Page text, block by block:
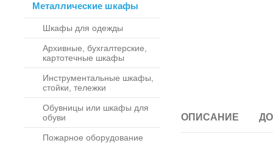
Металлические шкафы
Шкафы для одежды
Архивные, бухгалтерские,
картотечные шкафы
Инструментальные шкафы,
стойки, тележки
Обувницы или шкафы для
обуви
Пожарное оборудование
ОПИСАНИЕ